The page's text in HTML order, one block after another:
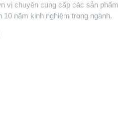
vị chuyên cung cấp các sản phẩm
năm kinh nghiệm trong ngành.